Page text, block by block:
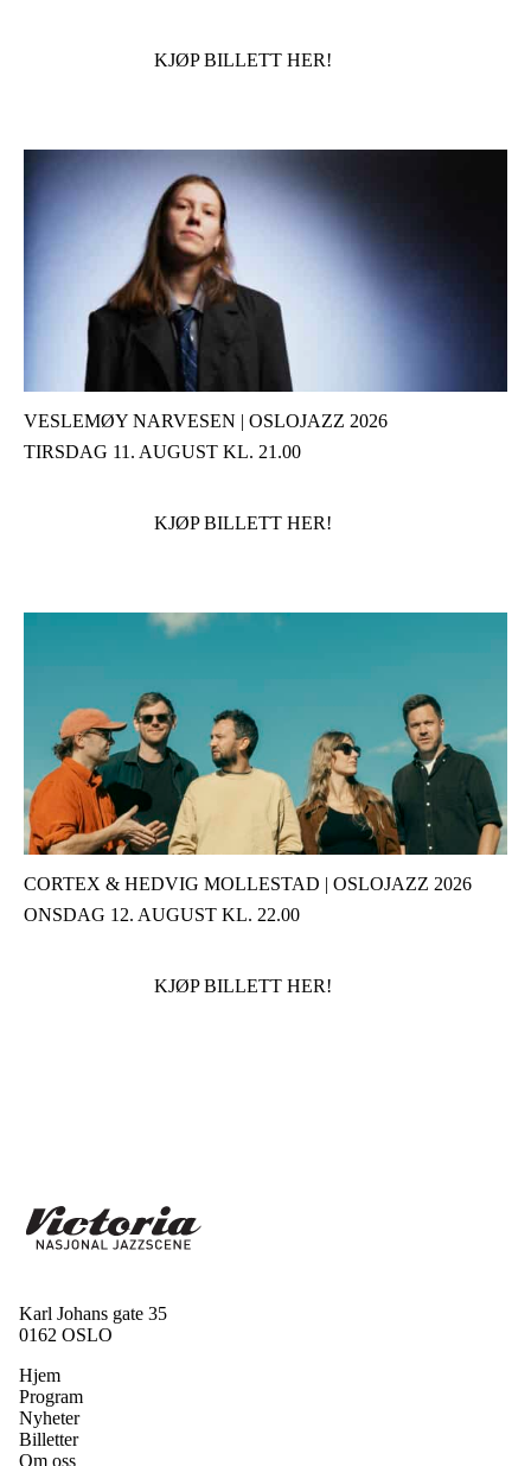
KJØP BILLETT HER!
VESLEMØY NARVESEN | OSLOJAZZ 2026
TIRSDAG 11. AUGUST KL. 21.00
KJØP BILLETT HER!
CORTEX & HEDVIG MOLLESTAD | OSLOJAZZ 2026
ONSDAG 12. AUGUST KL. 22.00
KJØP BILLETT HER!
Karl Johans gate 35
0162 OSLO
Hjem
Program
Nyheter
Billetter
Om oss